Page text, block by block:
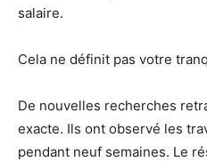
salaire.
Cela ne définit pas votre
De nouvelles recherches
exacte. Ils ont observé les
pendant neuf semaines. Le